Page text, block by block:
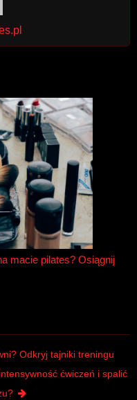
macie pilates? Osiągnij
Odkryj tajniki treningu
ćwiczeń i spalić